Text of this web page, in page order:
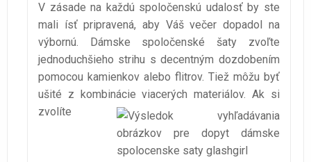
V zásade na každú spoločenskú udalosť by ste
mali ísť pripravená, aby Váš večer dopadol na
výbornú. Dámske spoločenské šaty zvoľte
jednoduchšieho strihu s decentným dozdobením
pomocou kamienkov alebo flitrov. Tiež môžu byť
ušité z kombinácie viacerých materiálov.Ak si
zvolíte